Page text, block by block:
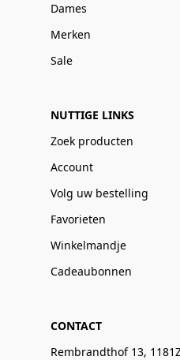
Dames
Merken
Sale
NUTTIGE LINKS
Zoek producten
Account
Volg uw bestelling
Favorieten
Winkelmandje
Cadeaubonnen
CONTACT
Rembrandthof 13,